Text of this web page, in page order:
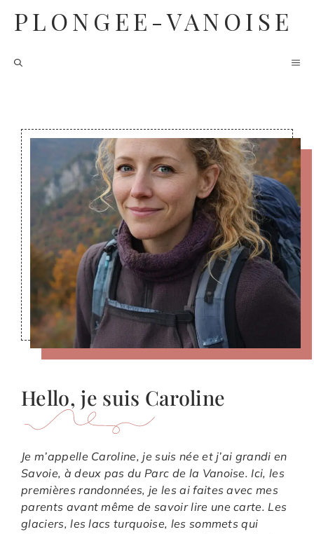
PLONGEE-VANOISE
Hello, je suis Caroline
Je m’appelle Caroline, je suis née et j’ai grandi en
Savoie, à deux pas du Parc de la Vanoise. Ici, les
premières randonnées, je les ai faites avec mes
parents avant même de savoir lire une carte. Les
glaciers, les lacs turquoise, les sommets qui